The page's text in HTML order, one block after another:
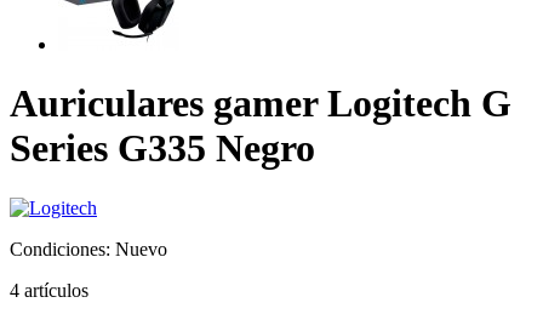
Auriculares gamer Logitech G
Series G335 Negro
Condiciones: Nuevo
4 artículos